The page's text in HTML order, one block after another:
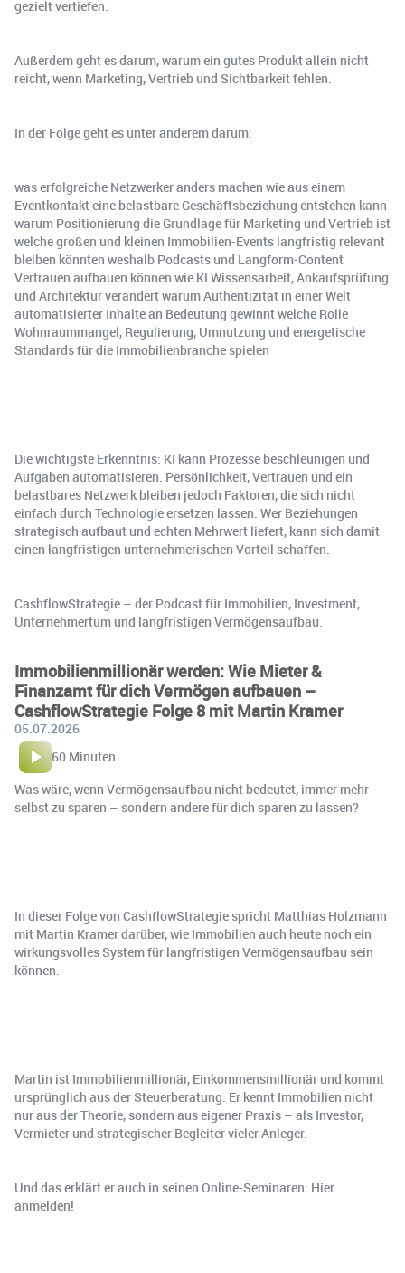
gezielt vertiefen.
Außerdem geht es darum, warum ein gutes Produkt allein nicht
reicht, wenn Marketing, Vertrieb und Sichtbarkeit fehlen.
In der Folge geht es unter anderem darum:
was erfolgreiche Netzwerker anders machen wie aus einem
Eventkontakt eine belastbare Geschäftsbeziehung entstehen kann
warum Positionierung die Grundlage für Marketing und Vertrieb ist
welche großen und kleinen Immobilien-Events langfristig relevant
bleiben könnten weshalb Podcasts und Langform-Content
Vertrauen aufbauen können wie KI Wissensarbeit, Ankaufsprüfung
und Architektur verändert warum Authentizität in einer Welt
automatisierter Inhalte an Bedeutung gewinnt welche Rolle
Wohnraummangel, Regulierung, Umnutzung und energetische
Standards für die Immobilienbranche spielen
Die wichtigste Erkenntnis: KI kann Prozesse beschleunigen und
Aufgaben automatisieren. Persönlichkeit, Vertrauen und ein
belastbares Netzwerk bleiben jedoch Faktoren, die sich nicht
einfach durch Technologie ersetzen lassen. Wer Beziehungen
strategisch aufbaut und echten Mehrwert liefert, kann sich damit
einen langfristigen unternehmerischen Vorteil schaffen.
CashflowStrategie – der Podcast für Immobilien, Investment,
Unternehmertum und langfristigen Vermögensaufbau.
Immobilienmillionär werden: Wie Mieter &
Finanzamt für dich Vermögen aufbauen –
CashflowStrategie Folge 8 mit Martin Kramer
05.07.2026
60 Minuten
Was wäre, wenn Vermögensaufbau nicht bedeutet, immer mehr
selbst zu sparen – sondern andere für dich sparen zu lassen?
In dieser Folge von CashflowStrategie spricht Matthias Holzmann
mit Martin Kramer darüber, wie Immobilien auch heute noch ein
wirkungsvolles System für langfristigen Vermögensaufbau sein
können.
Martin ist Immobilienmillionär, Einkommensmillionär und kommt
ursprünglich aus der Steuerberatung. Er kennt Immobilien nicht
nur aus der Theorie, sondern aus eigener Praxis – als Investor,
Vermieter und strategischer Begleiter vieler Anleger.
Und das erklärt er auch in seinen Online-Seminaren: Hier
anmelden!